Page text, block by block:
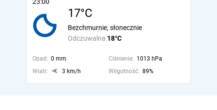
17°C
Odczuwalna 18°C
Bezchmurnie, słonecznie
Opad: 0 mm Ciśnienie: 1013 hPa
Wiatr:
3 km/h Wilgotność: 89%